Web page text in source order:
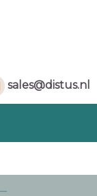
sales@distus.nl